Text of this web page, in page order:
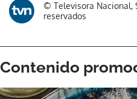
© Televisora Nacional,
reservados